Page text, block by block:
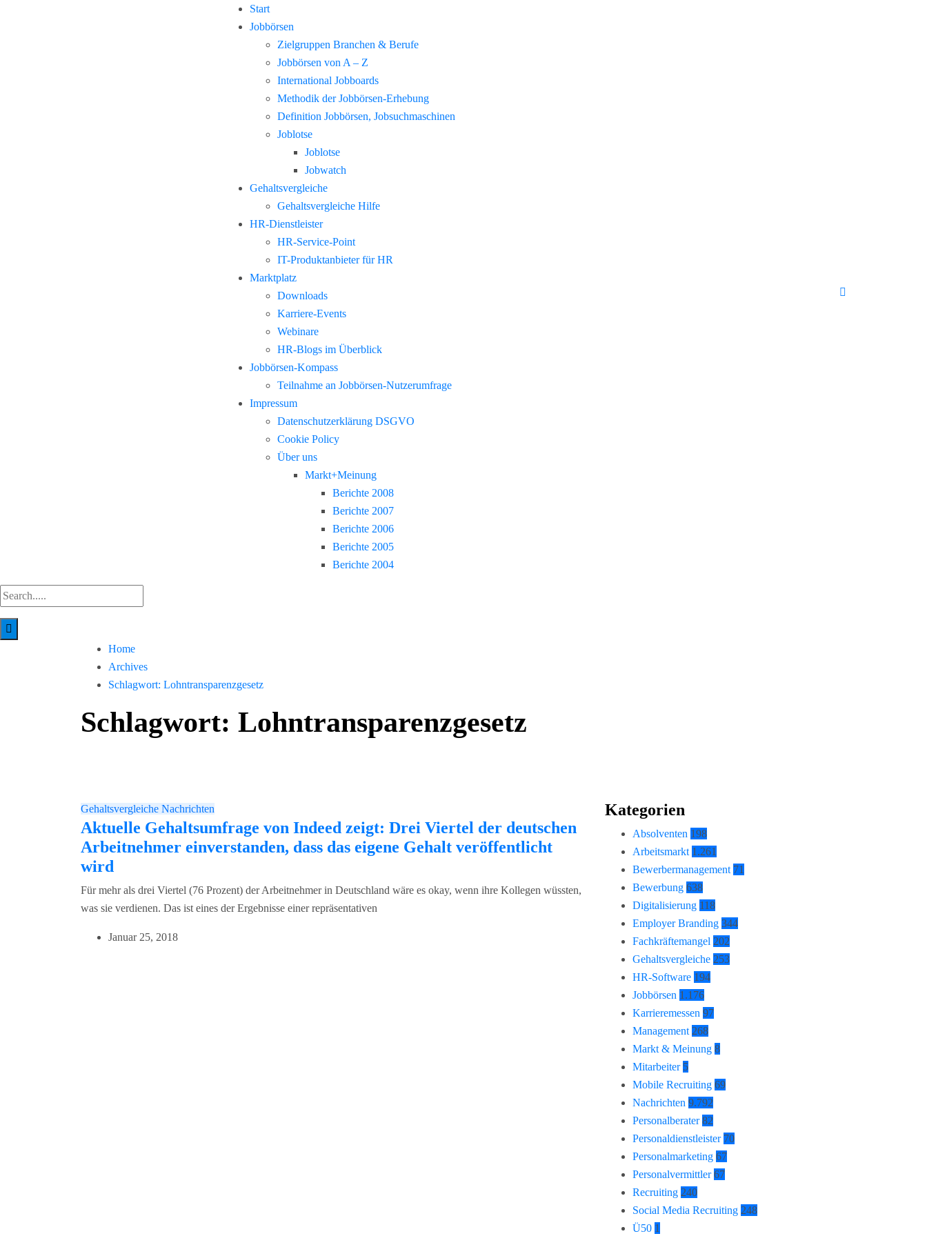
Start
Jobbörsen
Zielgruppen Branchen & Berufe
Jobbörsen von A – Z
International Jobboards
Methodik der Jobbörsen-Erhebung
Definition Jobbörsen, Jobsuchmaschinen
Joblotse
Joblotse
Jobwatch
Gehaltsvergleiche
Gehaltsvergleiche Hilfe
HR-Dienstleister
HR-Service-Point
IT-Produktanbieter für HR
Marktplatz
Downloads
Karriere-Events
Webinare
HR-Blogs im Überblick
Jobbörsen-Kompass
Teilnahme an Jobbörsen-Nutzerumfrage
Impressum
Datenschutzerklärung DSGVO
Cookie Policy
Über uns
Markt+Meinung
Berichte 2008
Berichte 2007
Berichte 2006
Berichte 2005
Berichte 2004
Home
Archives
Schlagwort: Lohntransparenzgesetz
Schlagwort: Lohntransparenzgesetz
Gehaltsvergleiche Nachrichten
Aktuelle Gehaltsumfrage von Indeed zeigt: Drei Viertel der deutschen
Arbeitnehmer einverstanden, dass das eigene Gehalt veröffentlicht
wird
Für mehr als drei Viertel (76 Prozent) der Arbeitnehmer in Deutschland wäre es okay, wenn ihre Kollegen wüssten,
was sie verdienen. Das ist eines der Ergebnisse einer repräsentativen
Januar 25, 2018
Kategorien
Absolventen 198
Arbeitsmarkt 1.261
Bewerbermanagement 71
Bewerbung 638
Digitalisierung 118
Employer Branding 344
Fachkräftemangel 202
Gehaltsvergleiche 253
HR-Software 194
Jobbörsen 1.176
Karrieremessen 97
Management 268
Markt & Meinung 8
Mitarbeiter 5
Mobile Recruiting 69
Nachrichten 9.792
Personalberater 82
Personaldienstleister 70
Personalmarketing 67
Personalvermittler 67
Recruiting 240
Social Media Recruiting 248
Ü50 1